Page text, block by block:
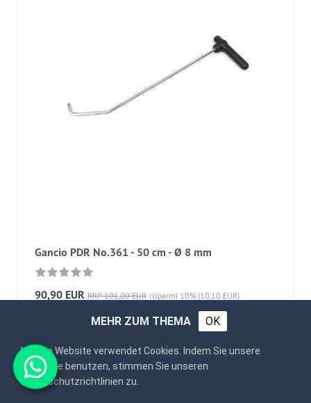
Gancio PDR No.361 - 50 cm - Ø 8 mm
90,90 EUR RRP 101,00 EUR risparmi 10% (10,10 EUR)
MEHR ZUM THEMA OK
Unsere Website verwendet Cookies. Indem Sie unsere
Webseite benutzen, stimmen Sie unseren
Datenschutzrichtlinien zu.